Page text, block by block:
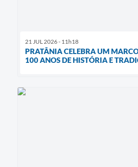
21 JUL 2026 - 11h18
PRATÂNIA CELEBRA UM
100 ANOS DE HISTÓRIA E